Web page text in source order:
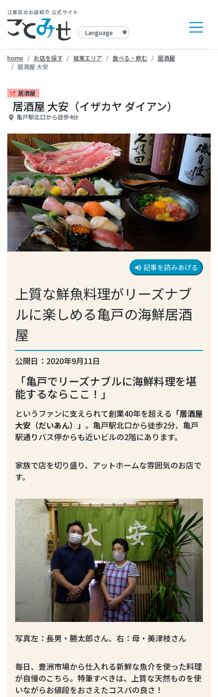
江東区のお店紹介 公式サイト
home お店を探す 城東エリア 食べる・飲む
居酒屋
居酒屋 大安
restaurant_menu 居酒屋
居酒屋 大安（イザカヤ ダイアン）
place 亀戸駅北口から徒歩4分
volume_up 記事を読みあげる
上質な鮮魚料理がリーズナブ
ルに楽しめる亀戸の海鮮居酒
屋
公開日：2020年9月11日
「亀戸でリーズナブルに海鮮料理を堪
能するならここ！」
というファンに支えられて創業40年を超える 「居酒屋
大安（だいあん）」 。亀戸駅北口から徒歩2分、亀戸
駅通りバス停からも近いビルの2階にあります。
家族で店を切り盛り、アットホームな雰囲気のお店で
す。
写真左：長男・勝太郎さん、右：母・美津枝さん
毎日、豊洲市場から仕入れる新鮮な魚介を使った料理
が自慢のこちら。特筆すべきは、上質な天然ものを使
いながらお値段をおさえたコスパの良さ！